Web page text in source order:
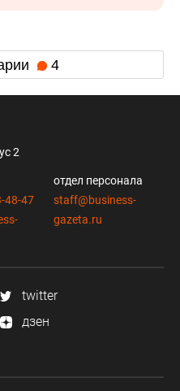
4
2
48-47
отдел персонала
staff@business-
gazeta.ru
twitter
дзен